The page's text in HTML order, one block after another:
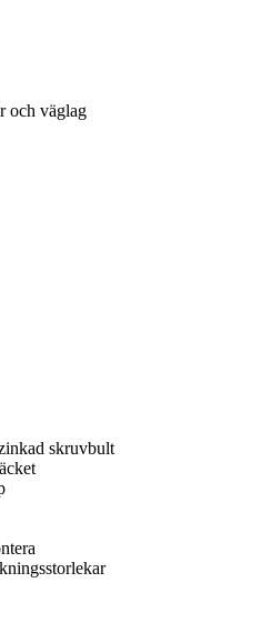
och väglag
skruvbult